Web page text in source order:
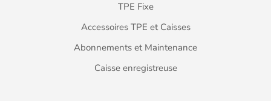
TPE Fixe
Accessoires TPE et Caisses
Abonnements et Maintenance
Caisse enregistreuse